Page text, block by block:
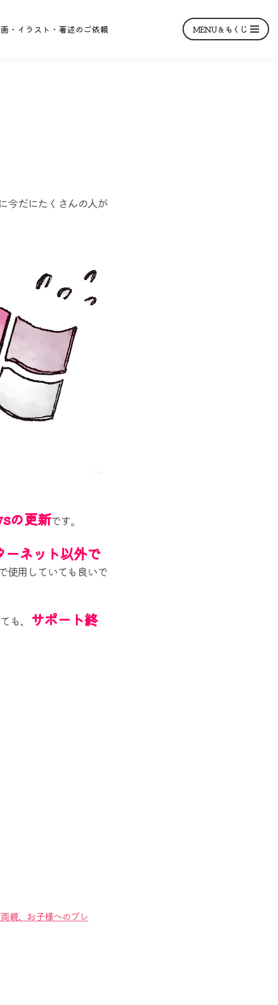
・イラスト・著述のご依頼 MENU＆もくじ
今だにたくさんの人が
の更新です。
ーネット以外で
使用していても良いで
も、
サポート終
親、お子様へのプレ